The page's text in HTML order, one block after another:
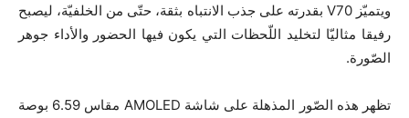
ويتميّز V70 بقدرته على جذب الانتباه بثقة، حتّى من الخلفيّة، ليصبح
رفيقا مثاليّا لتخليد اللّحظات التي يكون فيها الحضور والأداء جوهر
الصّورة.
تظهر هذه الصّور المذهلة على شاشة AMOLED مقاس 6.59 بوصة